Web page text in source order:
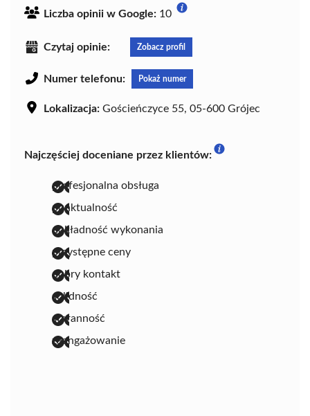
Liczba opinii w Google: 10
Czytaj opinie: Zobacz profil
Numer telefonu: Pokaż numer
Lokalizacja: Gościeńczyce 55, 05-600 Grójec
Najczęściej doceniane przez klientów:
profesjonalna obsługa
punktualność
dokładność wykonania
przystępne ceny
dobry kontakt
solidność
staranność
zaangażowanie